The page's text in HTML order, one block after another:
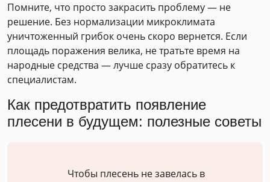
Помните, что просто закрасить проблему — не
решение. Без нормализации микроклимата
уничтоженный грибок очень скоро вернется. Если
площадь поражения велика, не тратьте время на
народные средства — лучше сразу обратитесь к
специалистам.
Как предотвратить появление
плесени в будущем: полезные советы
Чтобы плесень не завелась в